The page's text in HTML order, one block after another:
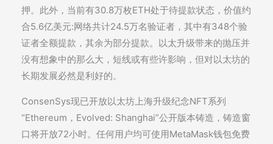
押。此外，当前有30.8万枚ETH处于待提款状态，价值约
合5.6亿美元:网络共计24.5万名验证者，其中有348个验
证者全额提款，其余为部分提款。以太升级带来的抛压并
没有想象中的那么大，短线或有些许影响，但对以太坊的
长期发展必然是利好的。
ConsenSys现已开放以太坊上海升级纪念NFT系列
“Ethereum，Evolved: Shanghai”公开版本铸造，铸造窗
口将开放72小时。任何用户均可使用MetaMask钱包免费